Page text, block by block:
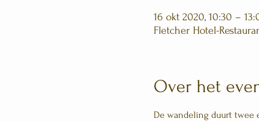
16 okt 2020, 10:30 –
Fletcher Hotel-
Over het
De wandeling duurt twee